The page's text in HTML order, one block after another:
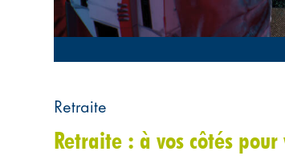
Retraite
Retraite : à vos côtés